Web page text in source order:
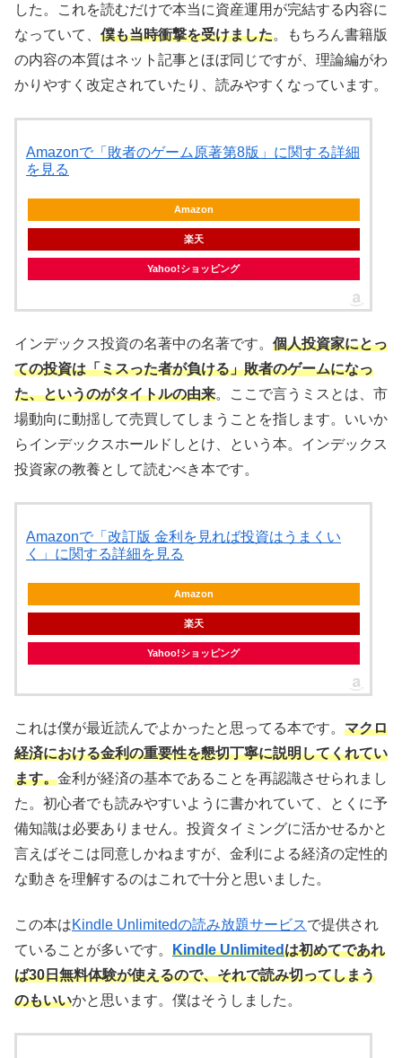
した。これを読むだけで本当に資産運用が完結する内容に
なっていて、 僕も当時衝撃を受けました。もちろん書籍版
の内容の本質はネット記事とほぼ同じですが、理論編がわ
かりやすく改定されていたり、読みやすくなっています。
Amazonで「敗者のゲーム原著第8版」に関する詳細
を見る
Amazon
楽天
Yahoo!ショッピング
インデックス投資の名著中の名著です。 個人投資家にとっ
ての投資は「ミスった者が負ける」敗者のゲームになっ
た、というのがタイトルの由来。ここで言うミスとは、市
場動向に動揺して売買してしまうことを指します。いいか
らインデックスホールドしとけ、という本。インデックス
投資家の教養として読むべき本です。
Amazonで「改訂版 金利を見れば投資はうまくい
く」に関する詳細を見る
Amazon
楽天
Yahoo!ショッピング
これは僕が最近読んでよかったと思ってる本です。 マクロ
経済における金利の重要性を懇切丁寧に説明してくれてい
ます。金利が経済の基本であることを再認識させられまし
た。初心者でも読みやすいように書かれていて、とくに予
備知識は必要ありません。投資タイミングに活かせるかと
言えばそこは同意しかねますが、金利による経済の定性的
な動きを理解するのはこれで十分と思いました。
この本はKindle Unlimitedの読み放題サービスで提供され
ていることが多いです。 Kindle Unlimitedは初めてであれ
ば30日無料体験が使えるので、それで読み切ってしまう
のもいいかと思います。僕はそうしました。